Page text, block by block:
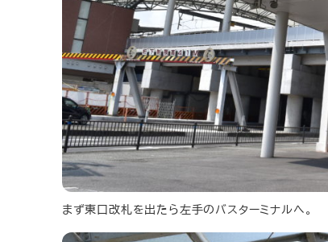
まず東口改札を出たら左手のバスターミナルへ。